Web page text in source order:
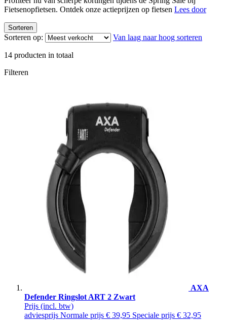
Fietsenopfietsen. Ontdek onze actieprijzen op fietsen Lees door
Sorteren
Sorteren op: Van laag naar hoog sorteren
14 producten in totaal
Filteren
AXA
Defender Ringslot ART 2 Zwart
Prijs (incl. btw)
adviesprijs Normale prijs € 39,95 Speciale prijs € 32,95